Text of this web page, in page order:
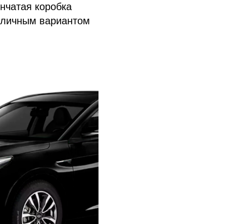
коробка
вариантом